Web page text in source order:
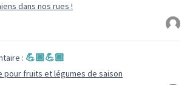
dans nos rues !
: 💪🏾💪🏾
pour fruits et légumes de saison